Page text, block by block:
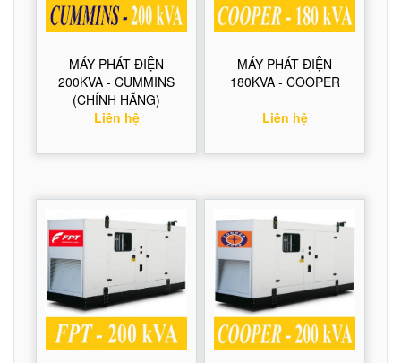
MÁY PHÁT ĐIỆN
200KVA - CUMMINS
(CHÍNH HÃNG)
Liên hệ
MÁY PHÁT ĐIỆN
180KVA - COOPER
Liên hệ